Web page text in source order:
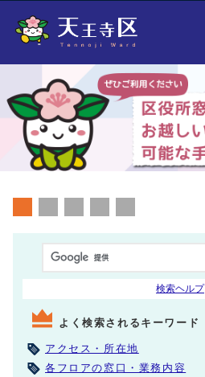
検索ヘルプ
よく検索されるキーワード
アクセス・所在地
各フロアの窓口・業務内容